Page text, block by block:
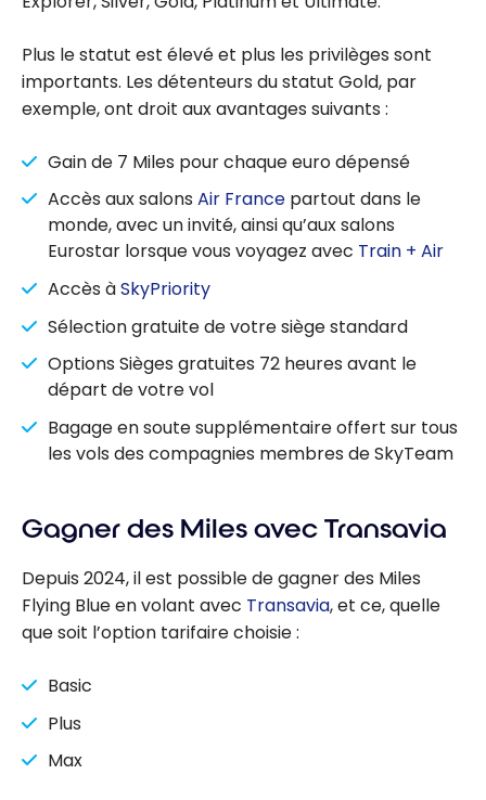
Plus le statut est élevé et plus les privilèges sont
importants. Les détenteurs du statut Gold, par
exemple, ont droit aux avantages suivants :
Gain de 7 Miles pour chaque euro dépensé
Accès aux salons Air France partout dans le
monde, avec un invité, ainsi qu’aux salons
Eurostar lorsque vous voyagez avec Train + Air
Accès àSkyPriority
Sélection gratuite de votre siège standard
Options Sièges gratuites 72 heures avant le
départ de votre vol
Bagage en soute supplémentaire offert sur tous
les vols des compagnies membres de SkyTeam
Gagner des Miles avec Transavia
Depuis 2024, il est possible de gagner des Miles
Flying Blue en volant avec Transavia, et ce, quelle
que soit l’option tarifaire choisie :
Basic
Plus
Max